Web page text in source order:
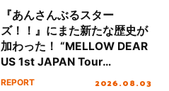
『あんさんぶるスター
ズ！！』にまた新たな歴史が
加わった！ “MELLOW DEAR
US 1st JAPAN Tour
Final「NICE to meet YOU
REPORT 2026.08.03